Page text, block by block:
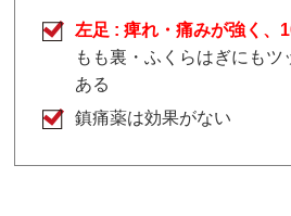
左足 : 痺れ・痛みが強く、
もも裏・ふくらはぎにも
ある
鎮痛薬は効果がない